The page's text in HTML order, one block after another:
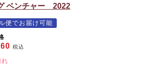
ベンチャー 2022
便でお届け可能
税込